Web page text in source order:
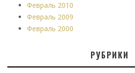
Февраль 2010
Февраль 2009
Февраль 2000
РУБРИКИ